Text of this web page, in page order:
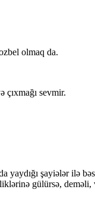
olmaq da.
sevmir.
şayiələr ilə
gülürsə,